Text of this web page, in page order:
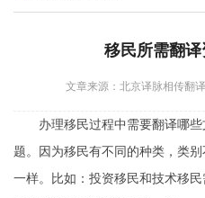
移民所需翻译
文章来源：北京译脉相传翻
办理移民过程中需要翻译哪些
题。因为移民有不同的种类，类
一样。比如：投资移民和技术移